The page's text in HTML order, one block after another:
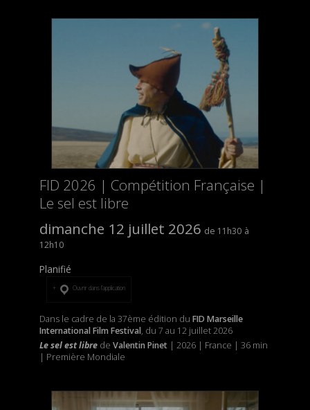
FID 2026 | Compétition Française |
Le sel est libre
dimanche 12 juillet 2026
11h30
12h10
Planifié
Ouvrir dans l’application
Dans le cadre de la 37ème édition du FID Marseille
International Film Festival, du 7 au 12 juillet 2026
Le sel est librede Valentin Pinet| 2026 | France | 36 min
| Première Mondiale